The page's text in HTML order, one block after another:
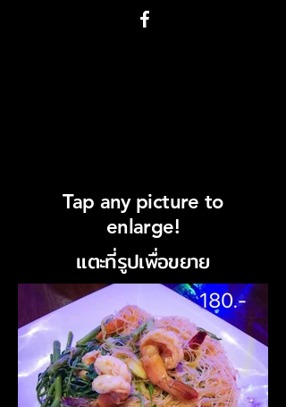
Tap any picture to
enlarge!
แตะที่รูปเพื่อขยาย